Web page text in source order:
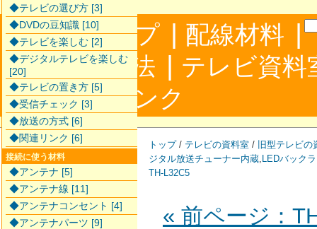
サイトマップ | 配線材料 |
配線接続方法 | テレビ資料
合わせ|リンク
トップ/ テレビの資料室 / 旧型テレビの
ジタル放送チューナー内蔵, LEDバック
TH-L32C5
« 前ページ：
◆テレビの選び方 [3]
◆DVDの豆知識 [10]
◆テレビを楽しむ [2]
◆デジタルテレビを楽しむ
[20]
◆テレビの置き方 [5]
◆受信チェック [3]
◆放送の方式 [6]
◆関連リンク [6]
接続に使う材料
◆アンテナ [5]
◆アンテナ線 [11]
◆アンテナコンセント [4]
◆アンテナパーツ [9]